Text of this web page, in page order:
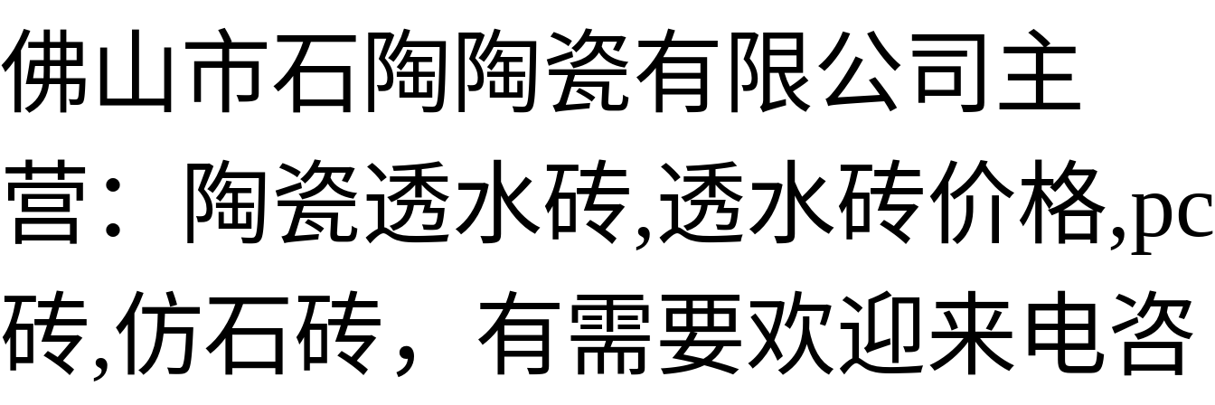
佛山市石陶陶瓷有限公司主
营：陶瓷透水砖,透水砖价格,pc
砖,仿石砖，有需要欢迎来电咨